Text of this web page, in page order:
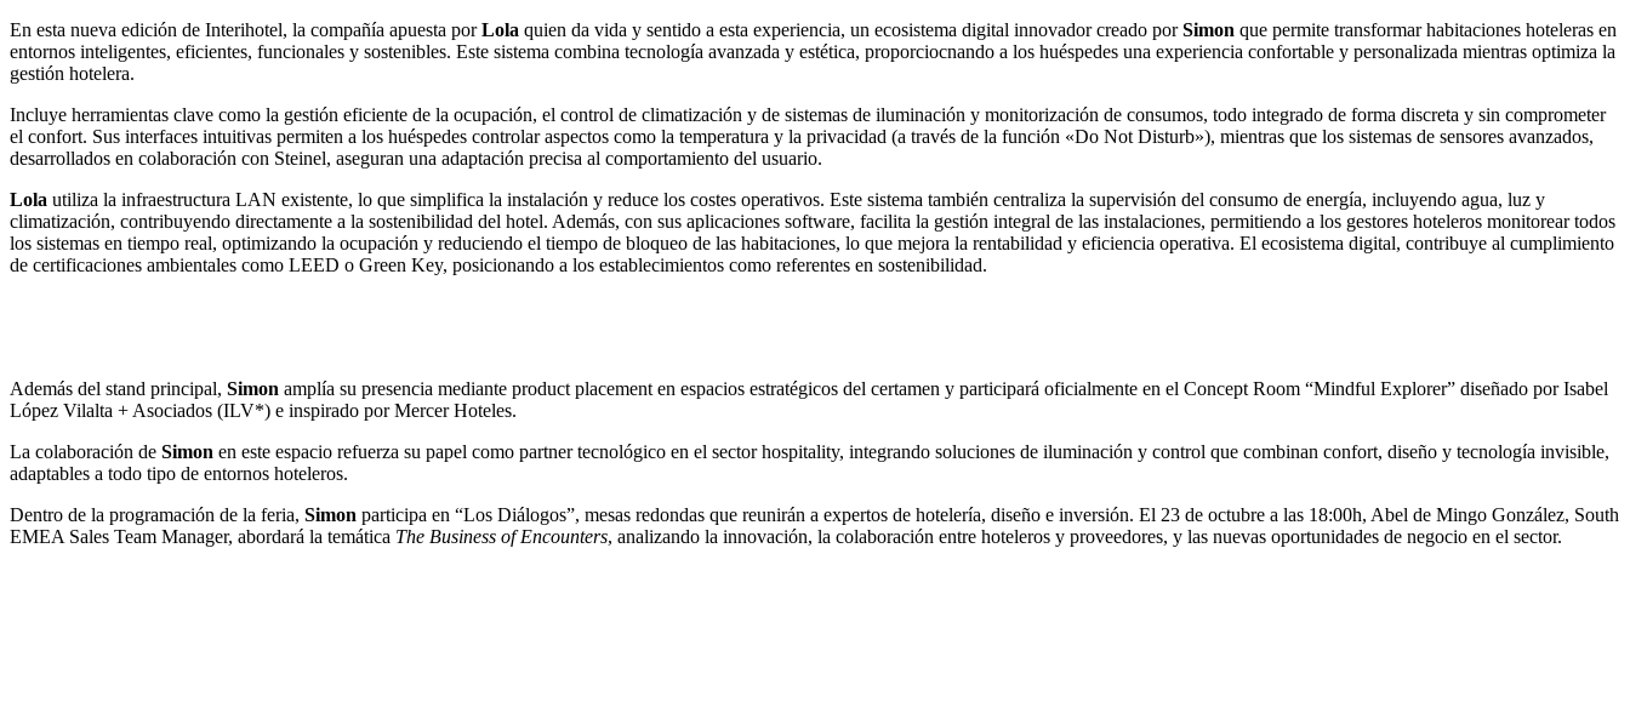
En esta nueva edición de Interihotel, la compañía apuesta porLola quien da vida y sentido a esta experiencia, un ecosistema digital innovador creado porSimon que permite transformar habitaciones hoteleras en
entornos inteligentes, eficientes, funcionales y sostenibles. Este sistema combina tecnología avanzada y estética, proporciocnando a los huéspedes una experiencia confortable y personalizada mientras optimiza la
gestión hotelera.
Incluye herramientas clave como la gestión eficiente de la ocupación, el control de climatización y de sistemas de iluminación y monitorización de consumos, todo integrado de forma discreta y sin comprometer
el confort. Sus interfaces intuitivas permiten a los huéspedes controlar aspectos como la temperatura y la privacidad (a través de la función «Do Not Disturb»), mientras que los sistemas de sensores avanzados,
desarrollados en colaboración con Steinel, aseguran una adaptación precisa al comportamiento del usuario.
Lola utiliza la infraestructura LAN existente, lo que simplifica la instalación y reduce los costes operativos. Este sistema también centraliza la supervisión del consumo de energía, incluyendo agua, luz y
climatización, contribuyendo directamente a la sostenibilidad del hotel. Además, con sus aplicaciones software, facilita la gestión integral de las instalaciones, permitiendo a los gestores hoteleros monitorear todos
los sistemas en tiempo real, optimizando la ocupación y reduciendo el tiempo de bloqueo de las habitaciones, lo que mejora la rentabilidad y eficiencia operativa. El ecosistema digital, contribuye al cumplimiento
de certificaciones ambientales como LEED o Green Key, posicionando a los establecimientos como referentes en sostenibilidad.
Además del stand principal, Simon amplía su presencia mediante product placement en espacios estratégicos del certamen y participará oficialmente en el Concept Room “Mindful Explorer” diseñado por Isabel
López Vilalta + Asociados (ILV*) e inspirado por Mercer Hoteles.
La colaboración de Simon en este espacio refuerza su papel como partner tecnológico en el sector hospitality, integrando soluciones de iluminación y control que combinan confort, diseño y tecnología invisible,
adaptables a todo tipo de entornos hoteleros.
Dentro de la programación de la feria, Simon participa en “Los Diálogos”, mesas redondas que reunirán a expertos de hotelería, diseño e inversión. El 23 de octubre a las 18:00h, Abel de Mingo González, South
EMEA Sales Team Manager, abordará la temática The Business of Encounters, analizando la innovación, la colaboración entre hoteleros y proveedores, y las nuevas oportunidades de negocio en el sector.